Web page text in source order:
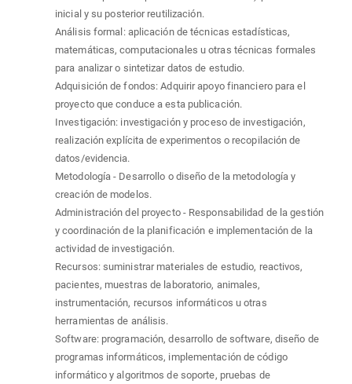
inicial y su posterior reutilización.
Análisis formal: aplicación de técnicas estadísticas,
matemáticas, computacionales u otras técnicas formales
para analizar o sintetizar datos de estudio.
Adquisición de fondos: Adquirir apoyo financiero para el
proyecto que conduce a esta publicación.
Investigación: investigación y proceso de investigación,
realización explícita de experimentos o recopilación de
datos/evidencia.
Metodología - Desarrollo o diseño de la metodología y
creación de modelos.
Administración del proyecto - Responsabilidad de la gestión
y coordinación de la planificación e implementación de la
actividad de investigación.
Recursos: suministrar materiales de estudio, reactivos,
pacientes, muestras de laboratorio, animales,
instrumentación, recursos informáticos u otras
herramientas de análisis.
Software: programación, desarrollo de software, diseño de
programas informáticos, implementación de código
informático y algoritmos de soporte, pruebas de